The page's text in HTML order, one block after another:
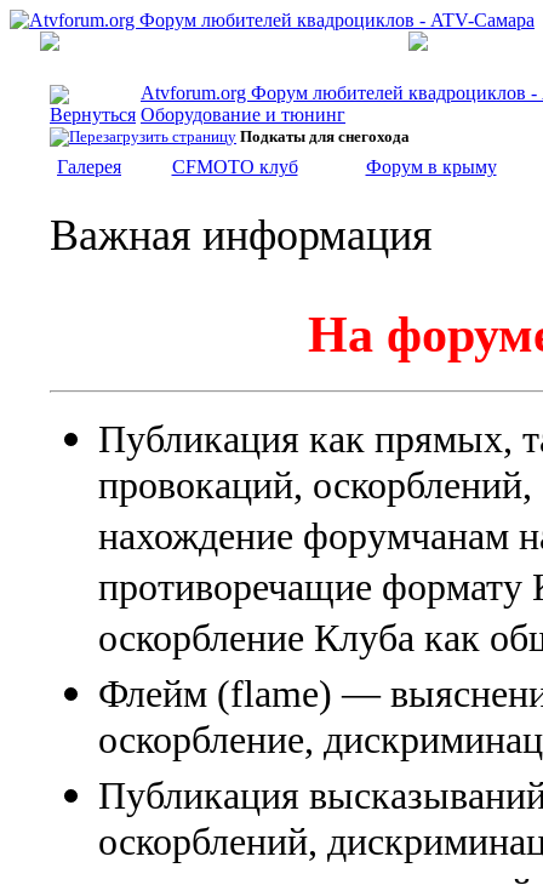
Atvforum.org Форум любителей квадроциклов
Оборудование и тюнинг
Подкаты для снегохода
Галерея CFMOTO клуб Форум в крыму
Важная информация
На
Публикация как прямых,
провокаций,
нахождение форумчанам
противоречащие формату
оскорбление Клуба как
Флейм (flame) —
оскорбление,
Публикация
оскорблений,